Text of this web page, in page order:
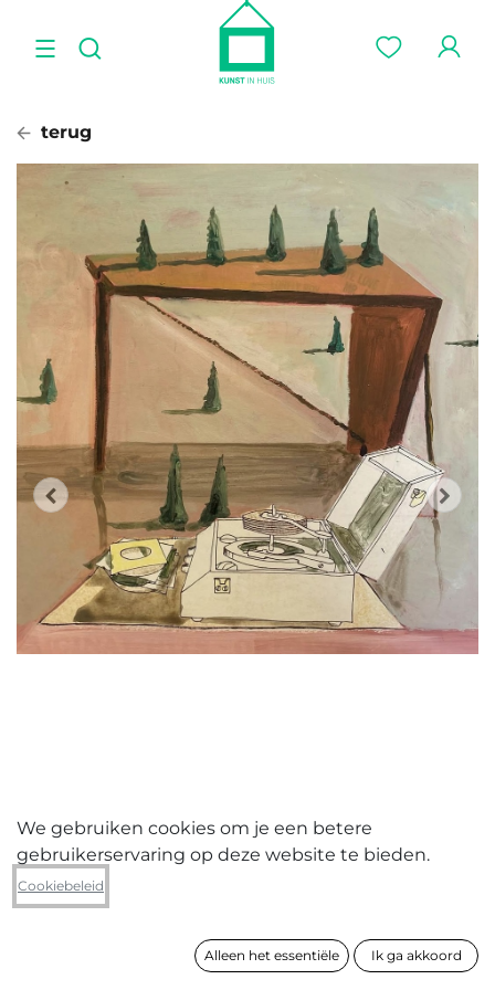
terug
Peter Lagast
We gebruiken cookies om je een betere
gebruikerservaring op deze website te bieden.
Cookiebeleid
Alleen het essentiële Ik ga akkoord